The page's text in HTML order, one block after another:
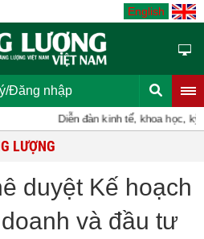
English
Đăng nhập
Diễn đàn kinh tế, khoa học, kỹ
LƯỢNG
duyệt Kế hoạch
và đầu tư